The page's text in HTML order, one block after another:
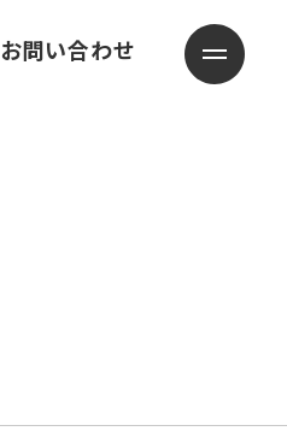
お問い合わせ